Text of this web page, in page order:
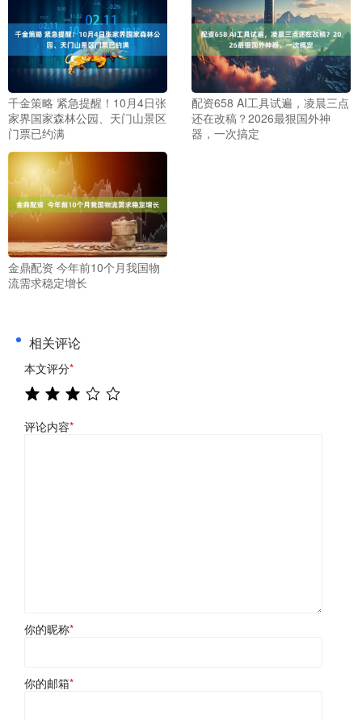
千金策略 紧急提醒！10月4日张
家界国家森林公园、天门山景区
门票已约满
配资658 AI工具试遍，凌晨三点
还在改稿？2026最狠国外神
器，一次搞定
金鼎配资 今年前10个月我国物
流需求稳定增长
相关评论
本文评分*
评论内容*
你的昵称*
你的邮箱*